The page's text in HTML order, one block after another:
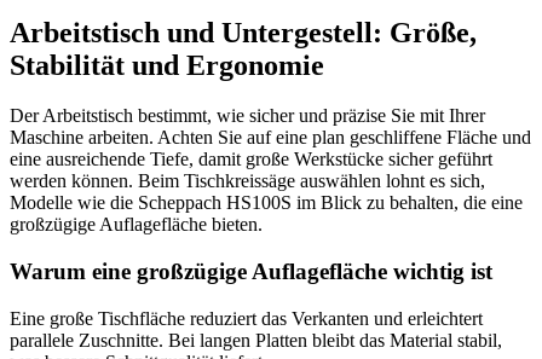
Arbeitstisch und Untergestell: Größe,
Stabilität und Ergonomie
Der Arbeitstisch bestimmt, wie sicher und präzise Sie mit Ihrer
Maschine arbeiten. Achten Sie auf eine plan geschliffene Fläche und
eine ausreichende Tiefe, damit große Werkstücke sicher geführt
werden können. Beim Tischkreissäge auswählen lohnt es sich,
Modelle wie die Scheppach HS100S im Blick zu behalten, die eine
großzügige Auflagefläche bieten.
Warum eine großzügige Auflagefläche wichtig ist
Eine große Tischfläche reduziert das Verkanten und erleichtert
parallele Zuschnitte. Bei langen Platten bleibt das Material stabil,